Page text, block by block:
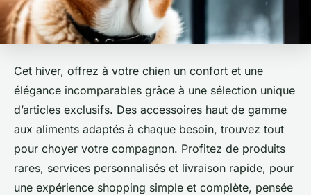
Cet hiver, offrez à votre chien un confort et une
élégance incomparables grâce à une sélection unique
d’articles exclusifs. Des accessoires haut de gamme
aux aliments adaptés à chaque besoin, trouvez tout
pour choyer votre compagnon. Profitez de produits
rares, services personnalisés et livraison rapide, pour
une expérience shopping simple et complète, pensée